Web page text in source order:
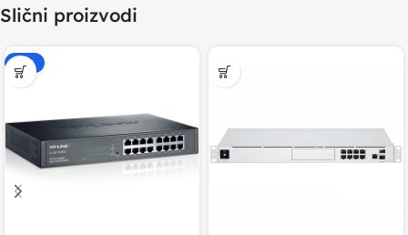
Slični proizvodi
-20%